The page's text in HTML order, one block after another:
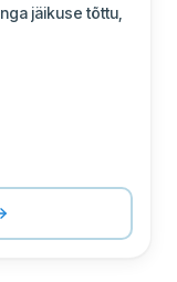
jäikuse tõttu,
80